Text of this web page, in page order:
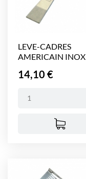
LEVE-CADRES
AMERICAIN INOX
Prix
14,10 €